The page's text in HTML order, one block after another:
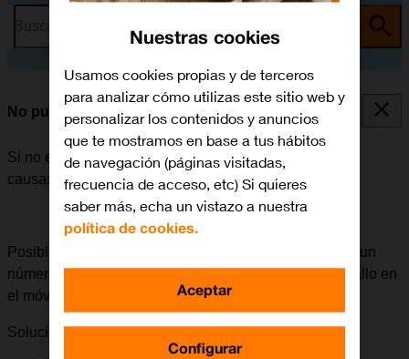
No puedo realizar llamadas
Si no es posible realizar llamadas, puede haber varias
causas posibles al problema.
Posible causa 3 de 8:
Si surgen problemas al llamar a un
número determinado, se puede deber a que haya un fallo en
el móvil del destinatario.
Solución:
Nuestras cookies
Usamos cookies propias y de terceros
para analizar cómo utilizas este sitio web y
personalizar los contenidos y anuncios
que te mostramos en base a tus hábitos
de navegación (páginas visitadas,
frecuencia de acceso, etc) Si quieres
saber más, echa un vistazo a nuestra
política de cookies.
Configurar
Aceptar